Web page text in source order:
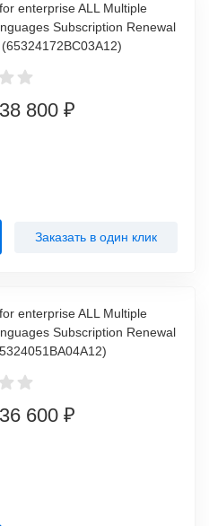
enterprise ALL Multiple
Subscription Renewal
800 ₽
Заказать в один клик
enterprise ALL Multiple
Subscription Renewal
600 ₽